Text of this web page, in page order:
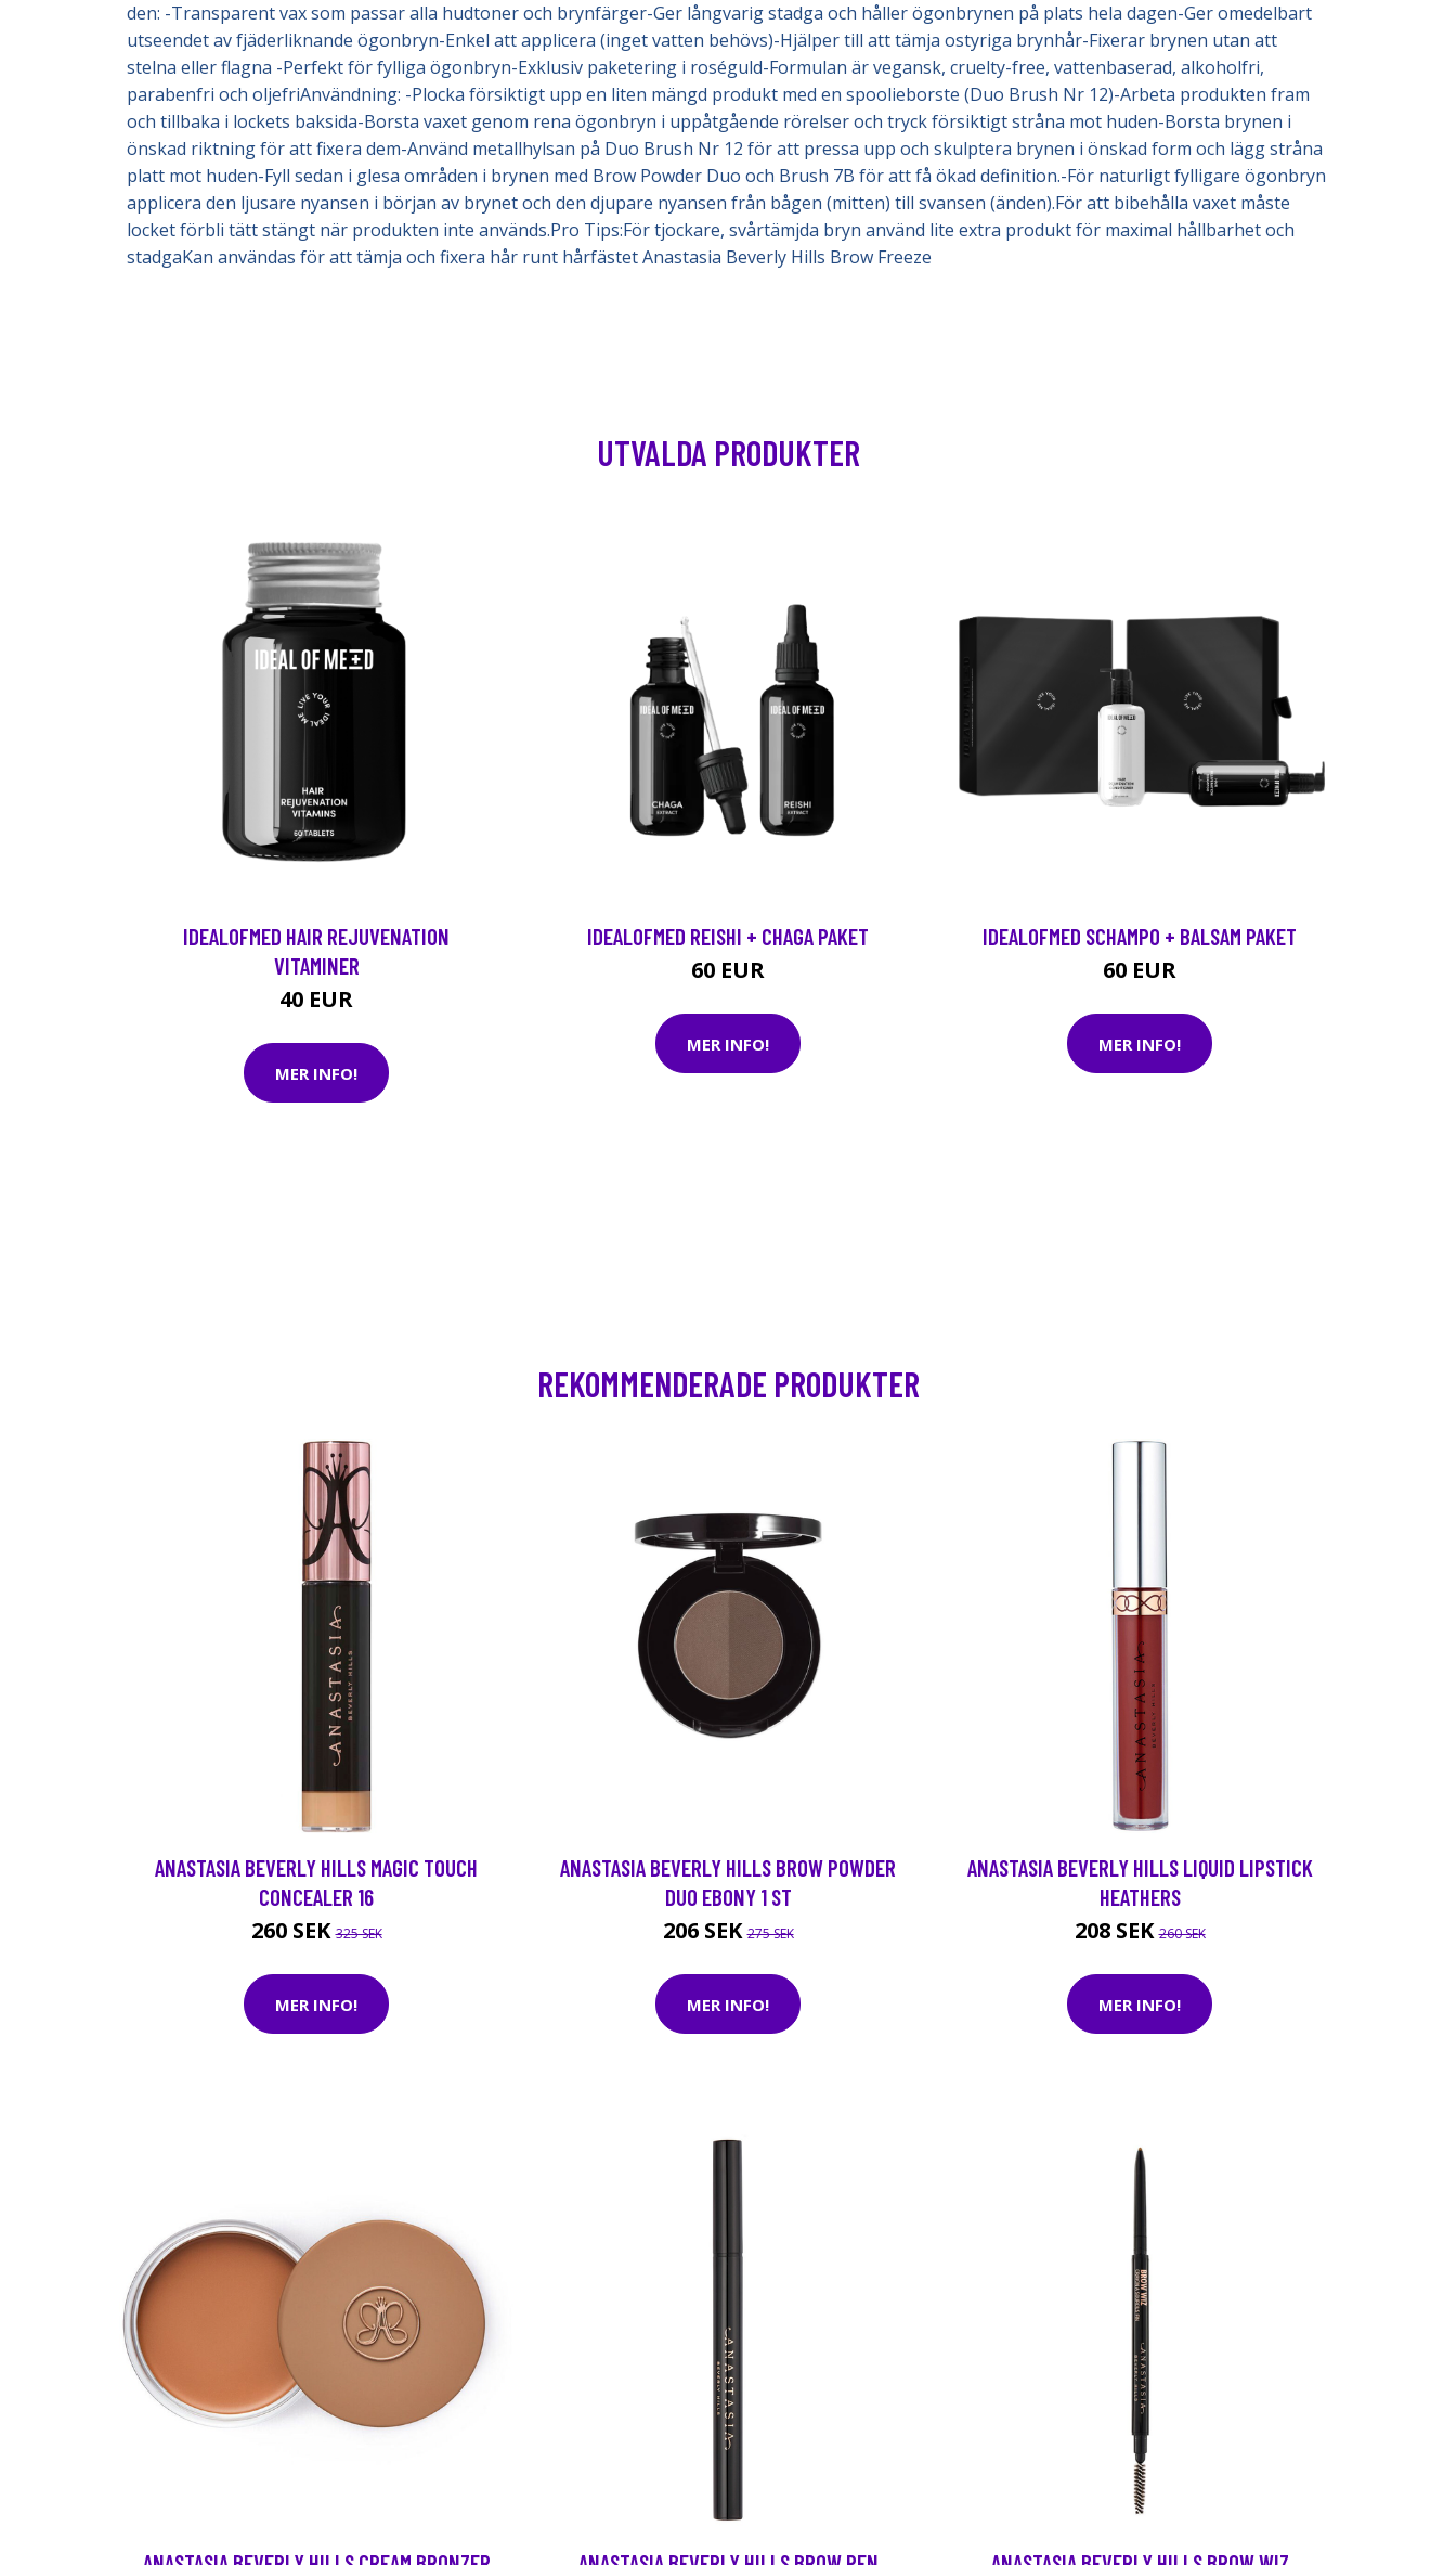
den: -Transparent vax som passar alla hudtoner och brynfärger-Ger långvarig stadga och håller ögonbrynen på plats hela dagen-Ger omedelbart
utseendet av fjäderliknande ögonbryn-Enkel att applicera (inget vatten behövs)-Hjälper till att tämja ostyriga brynhår-Fixerar brynen utan att
stelna eller flagna -Perfekt för fylliga ögonbryn-Exklusiv paketering i roséguld-Formulan är vegansk, cruelty-free, vattenbaserad, alkoholfri,
parabenfri och oljefriAnvändning: -Plocka försiktigt upp en liten mängd produkt med en spoolieborste (Duo Brush Nr 12)-Arbeta produkten fram
och tillbaka i lockets baksida-Borsta vaxet genom rena ögonbryn i uppåtgående rörelser och tryck försiktigt stråna mot huden-Borsta brynen i
önskad riktning för att fixera dem-Använd metallhylsan på Duo Brush Nr 12 för att pressa upp och skulptera brynen i önskad form och lägg stråna
platt mot huden-Fyll sedan i glesa områden i brynen med Brow Powder Duo och Brush 7B för att få ökad definition.-För naturligt fylligare ögonbryn
applicera den ljusare nyansen i början av brynet och den djupare nyansen från bågen (mitten) till svansen (änden).För att bibehålla vaxet måste
locket förbli tätt stängt när produkten inte används.Pro Tips:För tjockare, svårtämjda bryn använd lite extra produkt för maximal hållbarhet och
stadgaKan användas för att tämja och fixera hår runt hårfästet Anastasia Beverly Hills Brow Freeze
UTVALDA PRODUKTER
IDEALOFMED HAIR REJUVENATION
VITAMINER
40 EUR
MER INFO!
IDEALOFMED REISHI + CHAGA PAKET
60 EUR
MER INFO!
IDEALOFMED SCHAMPO + BALSAM PAKET
60 EUR
MER INFO!
REKOMMENDERADE PRODUKTER
ANASTASIA BEVERLY HILLS MAGIC TOUCH
CONCEALER 16
260 SEK325 SEK
MER INFO!
ANASTASIA BEVERLY HILLS BROW POWDER
DUO EBONY 1 ST
206 SEK275 SEK
MER INFO!
ANASTASIA BEVERLY HILLS LIQUID LIPSTICK
HEATHERS
208 SEK260 SEK
MER INFO!